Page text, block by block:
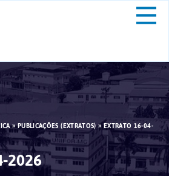
»PUBLICAÇÕES (EXTRATOS)»EXTRATO 16-04-
2026